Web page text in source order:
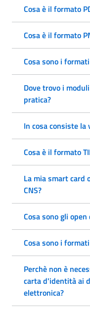
Cosa è il formato
Cosa è il formato
Cosa sono i
Dove trovo i
pratica?
In cosa consiste
Cosa è il formato
La mia smart card
CNS?
Cosa sono gli open
Cosa sono i
Perchè non è
carta d'identità ai
elettronica?